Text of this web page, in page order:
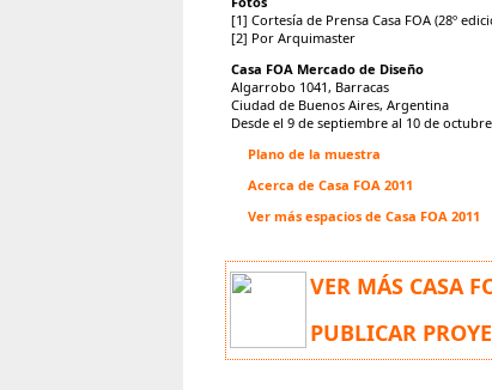
[1] Cortesía de Prensa Casa FOA (28º
[2] Por Arquimaster
Casa FOA Mercado de Diseño
Algarrobo 1041, Barracas
Ciudad de Buenos Aires, Argentina
Desde el 9 de septiembre al 10 de octubre
Plano de la muestra
Acerca de Casa FOA 2011
Ver más espacios de Casa FOA 2011
VER MÁS CASA
PUBLICAR